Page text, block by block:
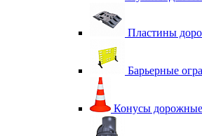
Пластины
Барьерные
Конусы дорожные